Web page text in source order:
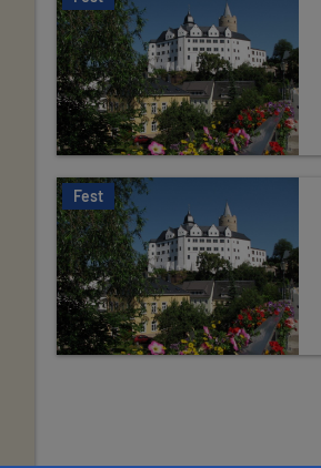
Fest